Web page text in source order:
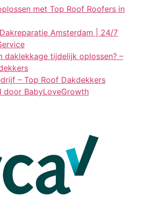
met Top Roof Roofers in
Amsterdam | 24/7
daklekkage tijdelijk oplossen? –
– Top Roof Dakdekkers
door BabyLoveGrowth